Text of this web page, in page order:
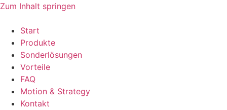
Zum Inhalt springen
Start
Produkte
Sonderlösungen
Vorteile
FAQ
Motion & Strategy
Kontakt